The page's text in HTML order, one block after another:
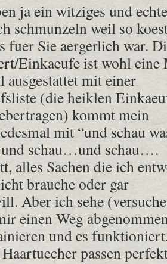
ja ein witziges und
schmunzeln weil so
fuer Sie aergerlich war.
Einkaeufe ist wohl eine
ausgestattet mit einer
(die heiklen
kommt mein
mit “und schau
schau…und schau….
alles Sachen die ich
brauche oder gar
Aber ich sehe
einen Weg
und es
passen